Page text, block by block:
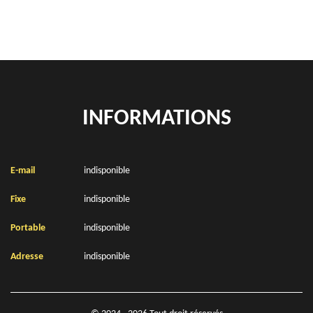
INFORMATIONS
E-mail indisponible
Fixe indisponible
Portable indisponible
Adresse indisponible